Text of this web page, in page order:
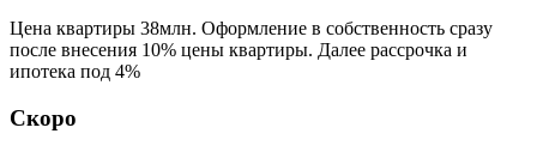
Цена квартиры 38млн. Оформление в собственность сразу
после внесения 10% цены квартиры. Далее рассрочка и
ипотека под 4%
Скоро